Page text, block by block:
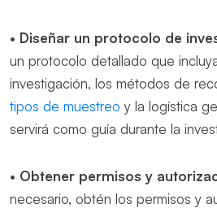
• Diseñar un protocolo de
un protocolo detallado que
investigación, los métodos de
tipos de muestreo y la logística
servirá como guía durante la
• Obtener permisos y
necesario, obtén los permisos y